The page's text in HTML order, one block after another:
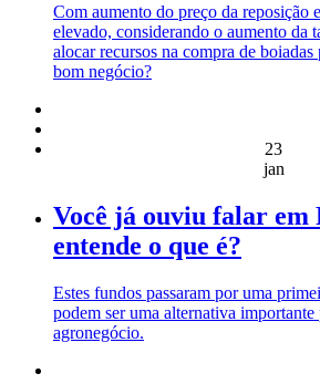
Com aumento do preço da reposição
elevado, considerando o aumento da
alocar recursos na compra de
bom negócio?
23
jan
Você já ouviu falar em
entende o que é?
Estes fundos passaram por uma
podem ser uma alternativa
agronegócio.